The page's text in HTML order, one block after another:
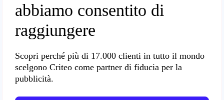
abbiamo consentito di
raggiungere
Scopri perché più di 17.000 clienti in tutto il mondo
scelgono Criteo come partner di fiducia per la
pubblicità.